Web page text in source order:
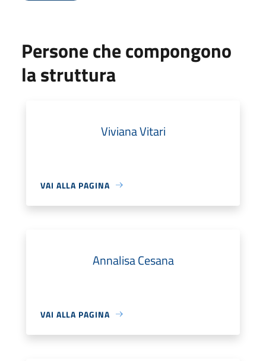
Persone che compongono
la struttura
Viviana Vitari
VAI ALLA PAGINA
Annalisa Cesana
VAI ALLA PAGINA